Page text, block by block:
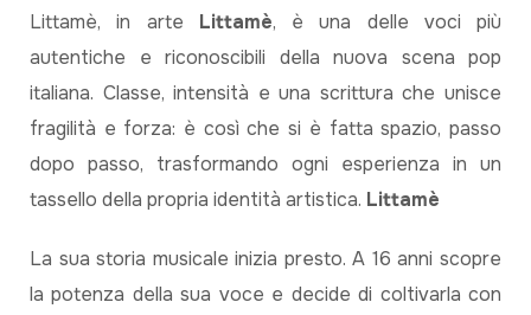
Littamè, in arte Littamè, è una delle voci più
autentiche e riconoscibili della nuova scena pop
italiana. Classe, intensità e una scrittura che unisce
fragilità e forza: è così che si è fatta spazio, passo
dopo passo, trasformando ogni esperienza in un
tassello della propria identità artistica. Littamè
La sua storia musicale inizia presto. A 16 anni scopre
la potenza della sua voce e decide di coltivarla con